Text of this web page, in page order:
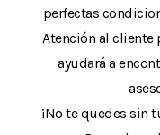
perfectas
Atención al cliente
ayudará a
¡No te quedes sin